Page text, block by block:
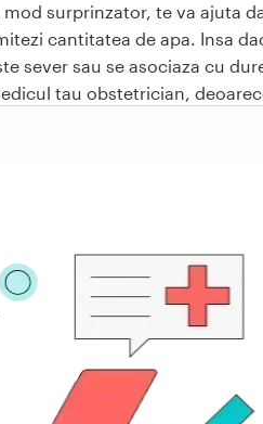
mod surprinzator, te va ajuta
cantitatea de apa. Insa
sever sau se asociaza cu
tau obstetrician,
ar trebui sa
saptamana
te hotaresti sa nasti acasa
,
te in care camera vei